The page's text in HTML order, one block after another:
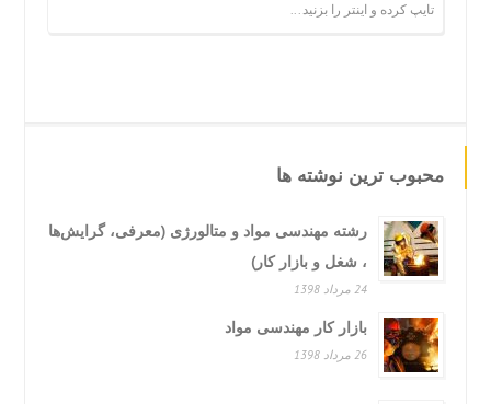
محبوب ترین نوشته ها
رشته مهندسی مواد و متالورژی (معرفی، گرایش‌ها
، شغل و بازار کار)
بازار کار مهندسی مواد
26 مرداد 1398